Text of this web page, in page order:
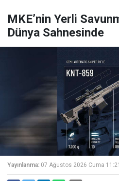
MKE’nin Yerli
Dünya Sahnesinde
Yayınlanma: 07 Ağustos 2026 Cuma 11:21